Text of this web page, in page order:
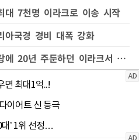
대 7천명 이라크로 이송 시작
아국경 경비 대폭 강화
미군, 후세인 제거와 IS 소탕에 20년 주둔하던 이라크서 완전철수